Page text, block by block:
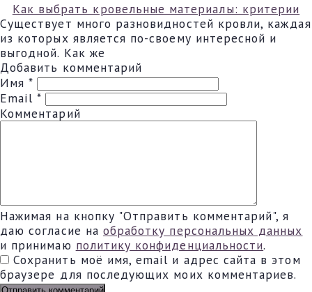
Как выбрать кровельные материалы: критерии
Существует много разновидностей кровли, каждая
из которых является по-своему интересной и
выгодной. Как же
Добавить комментарий
Имя*
Email*
Комментарий
Нажимая на кнопку "Отправить комментарий", я
даю согласие на обработку персональных данных
и принимаю политику конфиденциальности.
Сохранить моё имя, email и адрес сайта в этом
браузере для последующих моих комментариев.